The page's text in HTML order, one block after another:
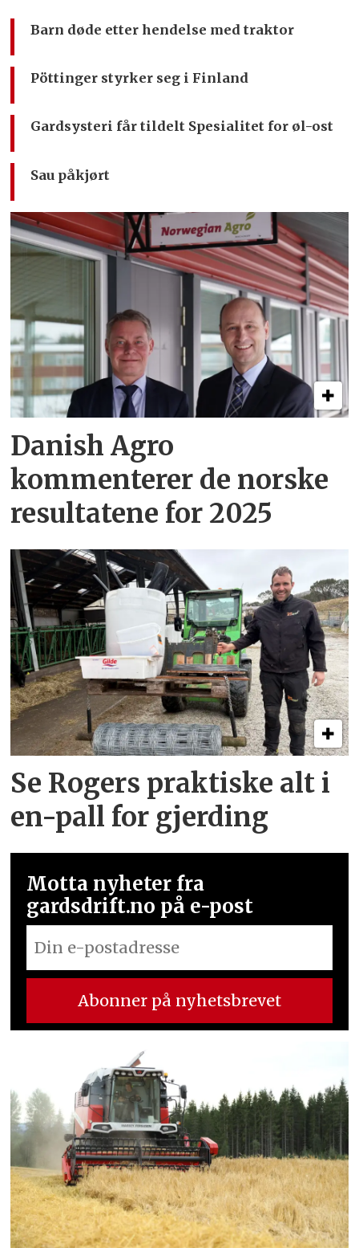
Barn døde etter hendelse med traktor
Pöttinger styrker seg i Finland
Gardsysteri får tildelt Spesialitet for øl-ost
Sau påkjørt
Danish Agro
kommenterer de norske
resultatene for 2025
Se Rogers praktiske alt i
en-pall for gjerding
Motta nyheter fra
gardsdrift.no på e-post